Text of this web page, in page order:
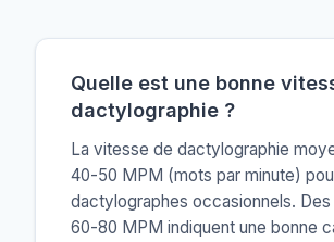
Quelle est une bonne
dactylographie ?
La vitesse de dactylographie
40-50 MPM (mots par minute)
dactylographes occasionnels.
60-80 MPM indiquent une bonne